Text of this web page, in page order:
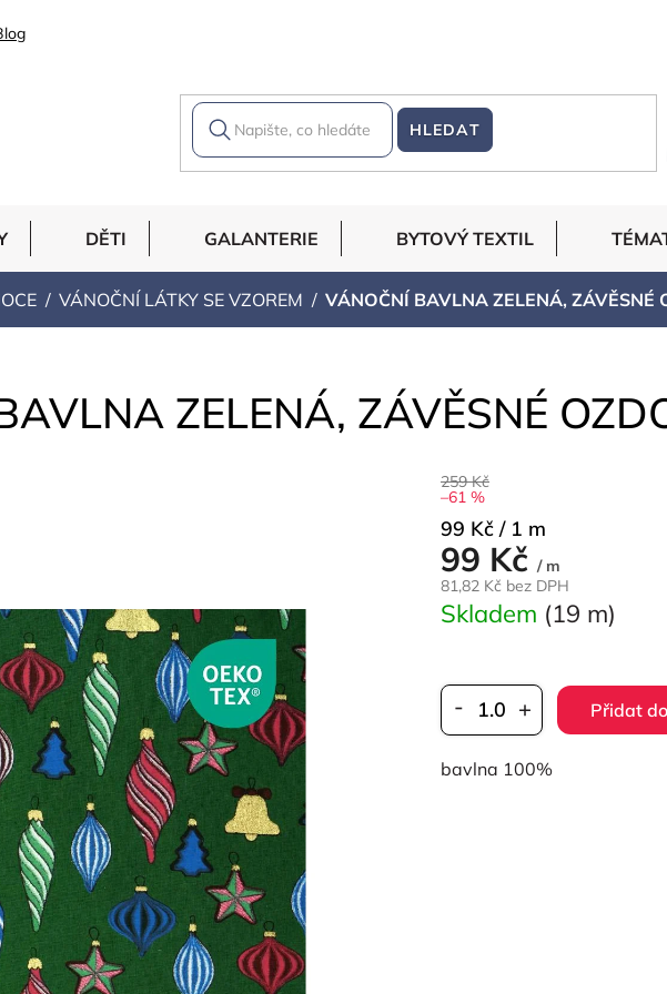
HLEDAT
DĚTI GALANTERIE BYTOVÝ TEXTIL
VÁNOČNÍ LÁTKY SE VZOREM VÁNOČNÍ BAVLNA ZELENÁ, ZÁVĚSNÉ
ZELENÁ, ZÁVĚSNÉ
259 Kč
–61 %
99 Kč / m
81,82 Kč bez DPH
Měrná
cena:
99 Kč / 1 m
Skladem (19 m)
Přidat
bavlna 100%